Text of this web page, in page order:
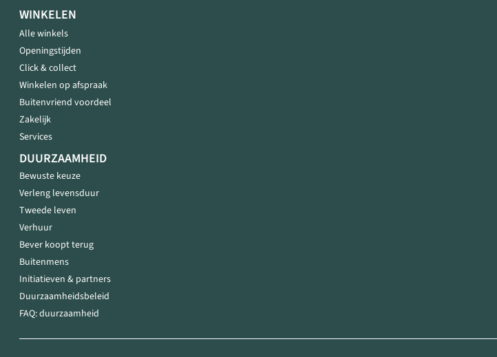
WINKELEN
Alle winkels
Openingstijden
Click & collect
Winkelen op afspraak
Buitenvriend voordeel
Zakelijk
Services
DUURZAAMHEID
Bewuste keuze
Verleng levensduur
Tweede leven
Verhuur
Bever koopt terug
Buitenmens
Initiatieven & partners
Duurzaamheidsbeleid
FAQ: duurzaamheid